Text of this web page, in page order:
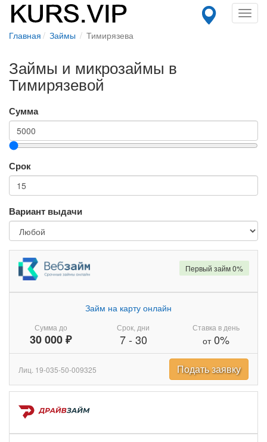
Главная Займы Тимирязева
Займы и микрозаймы в
Тимирязевой
Сумма
Срок
Вариант выдачи
Сумма до
30 000 ₽
Займ на карту онлайн
Срок, дни
7- 30
Ставка в день
от0%
Первый займ 0%
Лиц. 19-035-50-009325 Подать заявку